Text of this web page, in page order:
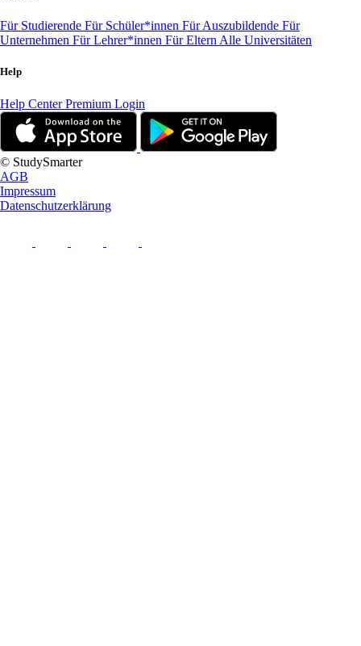
Für Studierende Für Schüler*innen Für Auszubildende Für
Unternehmen Für Lehrer*innen Für Eltern Alle Universitäten
Help
Help CenterPremium Login
© StudySmarter
AGB
Impressum
Datenschutzerklärung